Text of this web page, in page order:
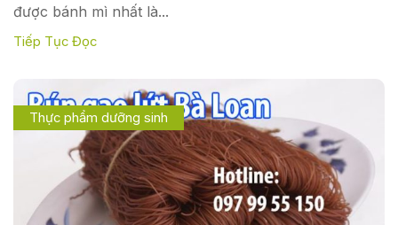
được bánh mì nhất là...
Tiếp Tục Đọc
Thực phẩm dưỡng sinh